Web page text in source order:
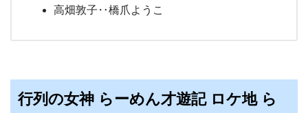
高畑敦子‥橋爪ようこ
行列の女神 らーめん才遊記 ロケ地 ら